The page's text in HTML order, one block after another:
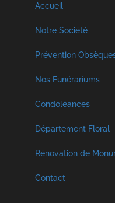
Accueil
Notre Société
A propos
Nos Services
Visite Virtuelle
Crémation et
Prévention
Nos Funérariums
Funérarium à
Funérarium à
Funérarium à
Condoléances
Décès Georges et
Décès Libouton
Hommages
Département Floral
Rénovation de
Contact